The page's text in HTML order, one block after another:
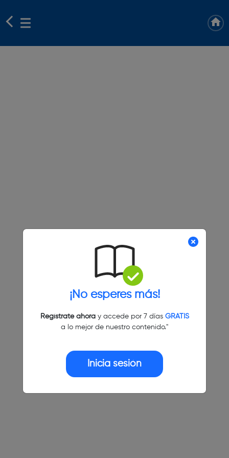
¡No esperes más!
Regístrate ahoray accede por 7 días GRATIS
a lo mejor de nuestro contenido."
Inicia sesión